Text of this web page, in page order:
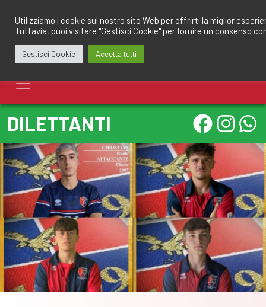
contenuto
DILETTANTI
Utilizziamo i cookie sul nostro sito Web per offrirti la miglior
Tuttavia, puoi visitare "Gestisci Cookie" per fornire un consenso
Gestisci Cookie Accetta tutti